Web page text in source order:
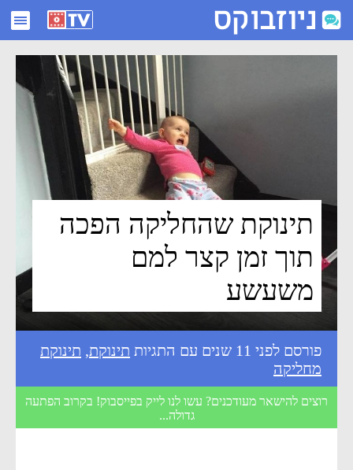
תינוקת שהחליקה הפכה תוך זמן קצר למם משעשע - ניוזבוקס
תינוקת שהחליקה הפכה
תוך זמן קצר למם
משעשע
פורסם לפני 11 שנים עם התגיות תינוקת, תינוקת
מחליקה
רוצים להישאר מעודכנים? עשו לנו לייק בפייסבוק! בקרוב הפתעה
גדולה...